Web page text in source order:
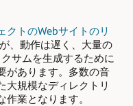
クトのWebサイトのリ
、動作は遅く、大量の
サムを生成するために
があります。多数の音
大規模なディレクトリ
業となります。